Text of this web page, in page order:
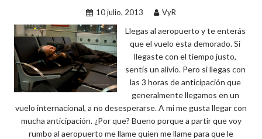
10 julio, 2013 VyR
Llegas al aeropuerto y te enterás
que el vuelo esta demorado. Si
llegaste con el tiempo justo,
sentís un alivio. Pero si llegas con
las 3 horas de anticipación que
generalmente llegamos en un
vuelo internacional, a no desesperarse. A mi me gusta llegar con
mucha anticipación. ¿Por que? Bueno porque a partir que voy
rumbo al aeropuerto me llame quien me llame para que le